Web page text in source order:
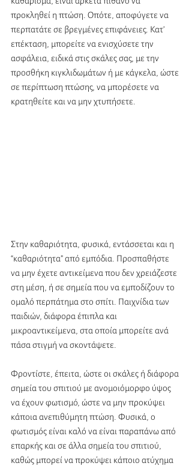
προκληθεί η πτώση. Οπότε, αποφύγετε να
περπατάτε σε βρεγμένες επιφάνειες. Κατ’
επέκταση, μπορείτε να ενισχύσετε την
ασφάλεια, ειδικά στις σκάλες σας, με την
προσθήκη κιγκλιδωμάτων ή με κάγκελα, ώστε
σε περίπτωση πτώσης, να μπορέσετε να
κρατηθείτε και να μην χτυπήσετε.
Στην καθαριότητα, φυσικά, εντάσσεται και η
“καθαριότητα” από εμπόδια. Προσπαθήστε
να μην έχετε αντικείμενα που δεν χρειάζεστε
στη μέση, ή σε σημεία που να εμποδίζουν το
ομαλό περπάτημα στο σπίτι. Παιχνίδια των
παιδιών, διάφορα έπιπλα και
μικροαντικείμενα, στα οποία μπορείτε ανά
πάσα στιγμή να σκοντάψετε.
Φροντίστε, έπειτα, ώστε οι σκάλες ή διάφορα
σημεία του σπιτιού με ανομοιόμορφο ύψος
να έχουν φωτισμό, ώστε να μην προκύψει
κάποια ανεπιθύμητη πτώση. Φυσικά, ο
φωτισμός είναι καλό να είναι παραπάνω από
επαρκής και σε άλλα σημεία του σπιτιού,
καθώς μπορεί να προκύψει κάποιο ατύχημα